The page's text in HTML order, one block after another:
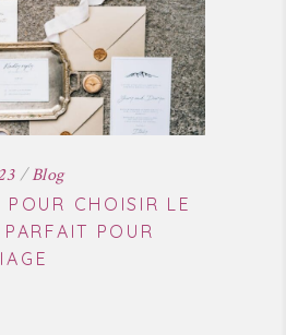
Blog
CHOISIR LE
POUR